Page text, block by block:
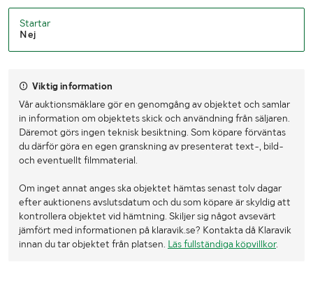
Startar
Nej
Viktig information
Vår auktionsmäklare gör en genomgång av objektet och samlar
in information om objektets skick och användning från säljaren.
Däremot görs ingen teknisk besiktning. Som köpare förväntas
du därför göra en egen granskning av presenterat text-, bild-
och eventuellt filmmaterial.
Om inget annat anges ska objektet hämtas senast tolv dagar
efter auktionens avslutsdatum och du som köpare är skyldig att
kontrollera objektet vid hämtning. Skiljer sig något avsevärt
jämfört med informationen på klaravik.se? Kontakta då Klaravik
innan du tar objektet från platsen. Läs fullständiga köpvillkor.